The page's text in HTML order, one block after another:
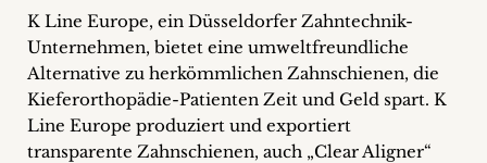
+
Blog
&
K Line Europe, ein Düsseldorfer Zahntechnik-
Unternehmen, bietet eine umweltfreundliche
Alternative zu herkömmlichen Zahnschienen, die
Kieferorthopädie-Patienten Zeit und Geld spart. K
Line Europe produziert und exportiert
transparente Zahnschienen, auch „Clear Aligner“